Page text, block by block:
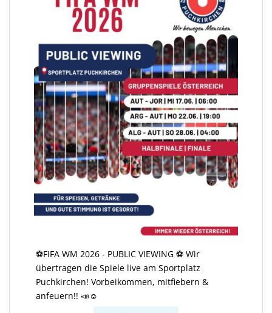
⚽️FIFA WM 2026 - PUBLIC VIEWING ⚽️ Wir
übertragen die Spiele live am Sportplatz
Puchkirchen! Vorbeikommen, mitfiebern &
anfeuern!! 📣☺️